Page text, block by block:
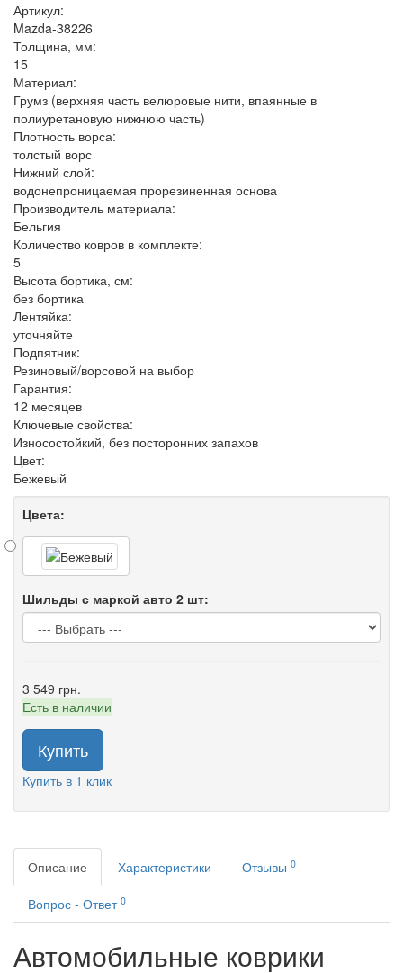
Артикул:
Mazda-38226
Толщина, мм:
15
Материал:
Грумз (верхняя часть велюровые нити, впаянные в
полиуретановую нижнюю часть)
Плотность ворса:
толстый ворс
Нижний слой:
водонепроницаемая прорезиненная основа
Производитель материала:
Бельгия
Количество ковров в комплекте:
5
Высота бортика, см:
без бортика
Лентяйка:
уточняйте
Подпятник:
Резиновый/ворсовой на выбор
Гарантия:
12 месяцев
Ключевые свойства:
Износостойкий, без посторонних запахов
Цвет:
Бежевый
Цвета:
Шильды с маркой авто 2 шт:
3 549 грн.
Есть в наличии
Купить
Купить в 1 клик
Описание Характеристики Отзывы 0
Вопрос - Ответ 0
Автомобильные коврики